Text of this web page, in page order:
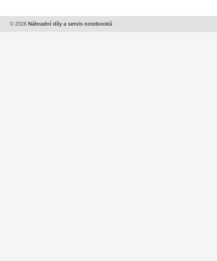
© 2026 Náhradní díly a servis notebooků